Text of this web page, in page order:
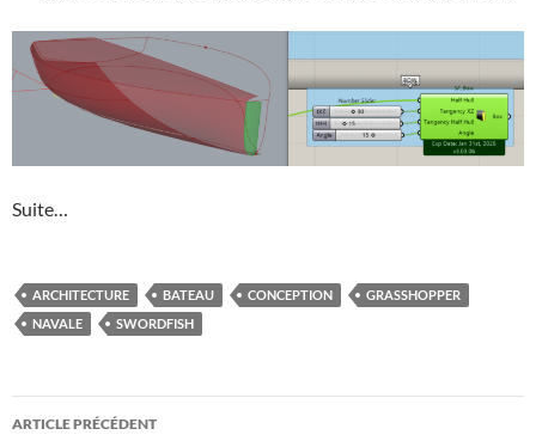
Suite…
ARCHITECTURE BATEAU CONCEPTION
GRASSHOPPER
NAVALE
SWORDFISH
Navigation
ARTICLE PRÉCÉDENT